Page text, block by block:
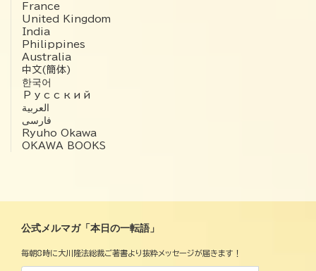
France
United Kingdom
India
Philippines
Australia
中文(簡体)
한국어
Русский
العربية‏
فارسی
Ryuho Okawa
OKAWA BOOKS
公式メルマガ「本日の一転語」
毎朝8時に大川隆法総裁ご著書より抜粋メッセージが届きます！